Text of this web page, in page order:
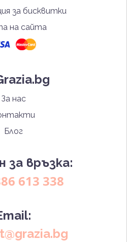
за бисквитки
на сайта
За нас
Блог
за връзка:
613 338